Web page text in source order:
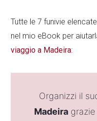
Tutte le 7 funivie
nel mio eBook per
viaggio a Madeira:
Organizzi il
Madeira